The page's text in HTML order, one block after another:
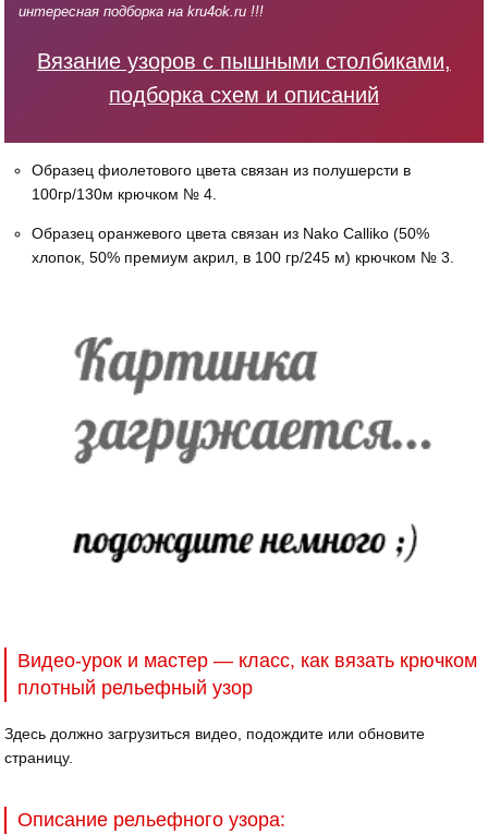
интересная подборка на kru4ok.ru !!!
Вязание узоров с пышными столбиками,
подборка схем и описаний
Образец фиолетового цвета связан из полушерсти в
100гр/130м крючком № 4.
Образец оранжевого цвета связан из Nako Calliko (50%
хлопок, 50% премиум акрил, в 100 гр/245 м) крючком № 3.
Видео-урок и мастер — класс, как вязать крючком
плотный рельефный узор
Здесь должно загрузиться видео, подождите или обновите
страницу.
Описание рельефного узора: